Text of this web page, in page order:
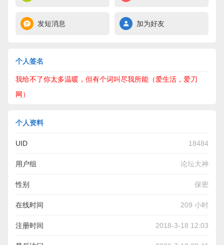
发短消息 加为好友
个人签名
我给不了你太多温暖，但有个词叫尽我所能（爱生活，爱刀
网）
个人资料
UID 18484
用户组 论坛大神
性别 保密
在线时间 209 小时
注册时间 2018-3-18 12:03